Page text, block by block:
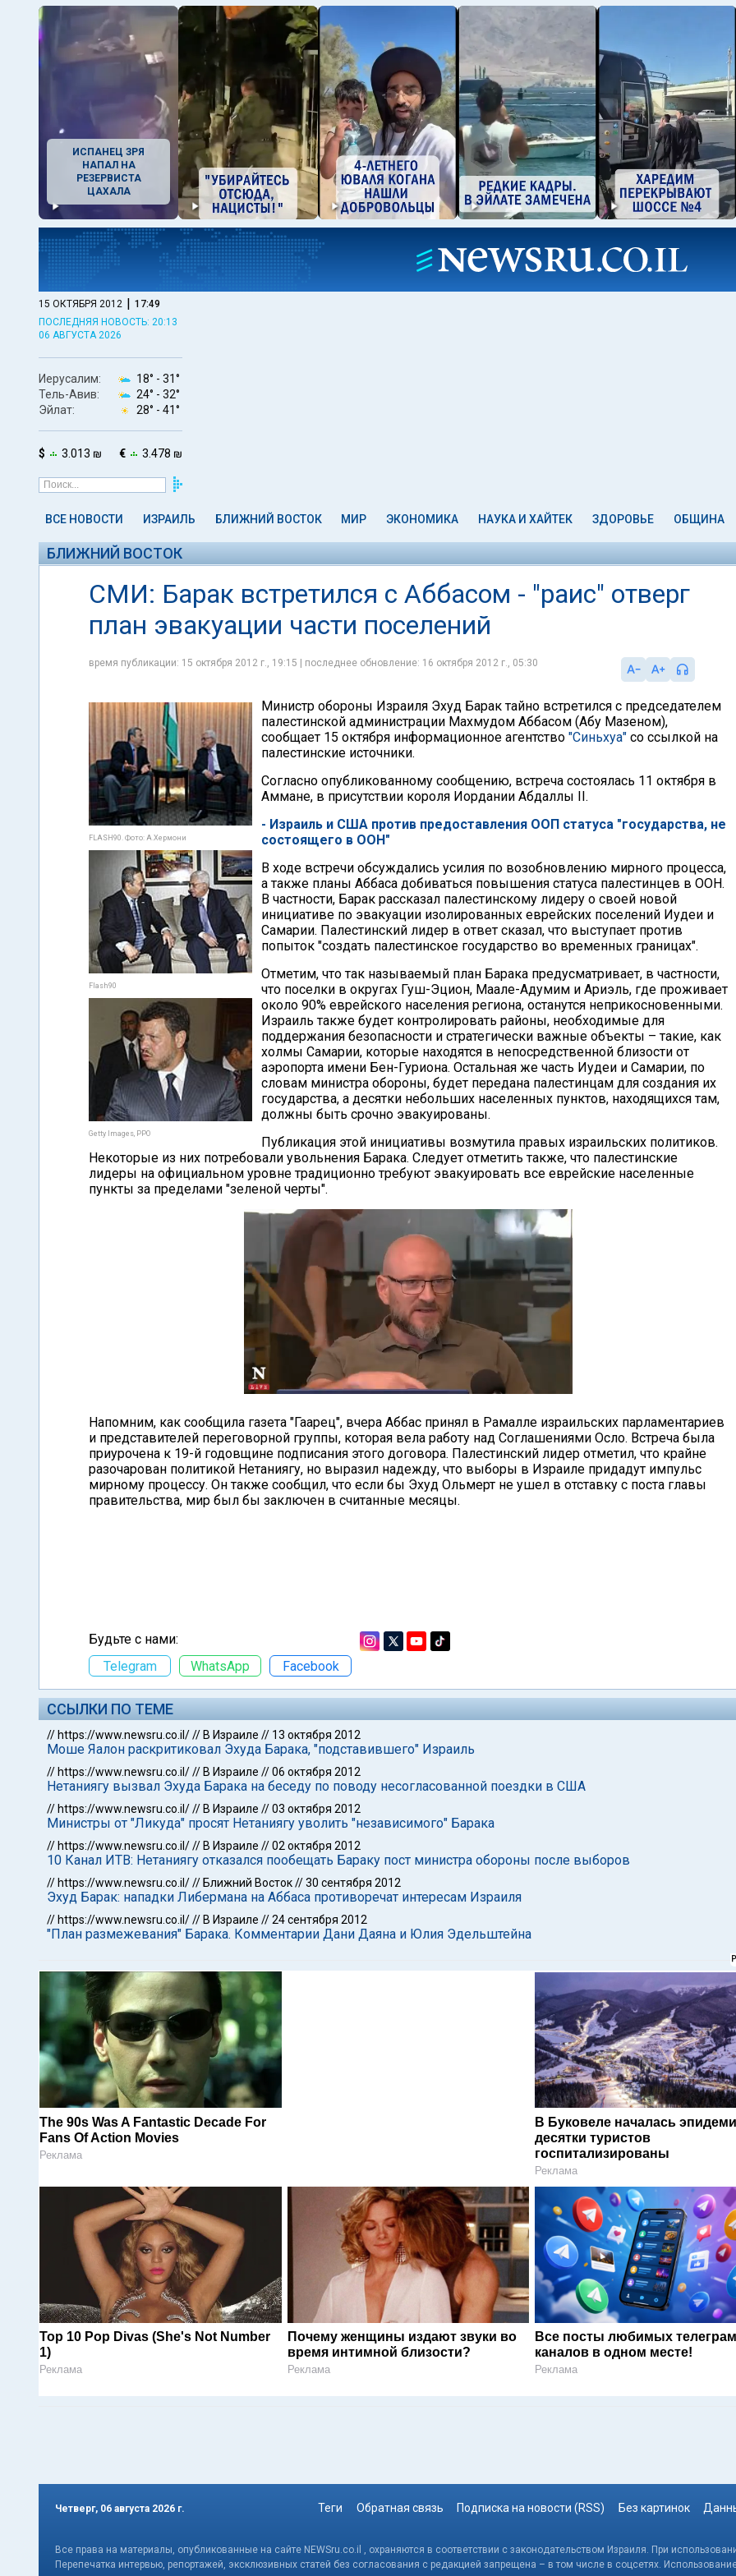
ИСПАНЕЦ ЗРЯ
НАПАЛ НА
РЕЗЕРВИСТА
ЦАХАЛА
15 ОКТЯБРЯ 2012 | 17:49
ПОСЛЕДНЯЯ НОВОСТЬ: 20:13
06 АВГУСТА 2026
Иерусалим: 18° - 31°
Тель-Авив:
24° - 32°
Эйлат:
28° - 41°
$ 3.013 ₪ € 3.478 ₪
ВСЕ НОВОСТИ ИЗРАИЛЬ БЛИЖНИЙ ВОСТОК МИР ЭКОНОМИКА НАУКА И ХАЙТЕК ЗДОРОВЬЕ ОБЩИНА
БЛИЖНИЙ ВОСТОК
СМИ: Барак встретился с Аббасом - "раис" отверг
план эвакуации части поселений
время публикации: 15 октября 2012 г., 19:15 | последнее обновление: 16 октября 2012 г., 05:30
FLASH90. Фото: А.Хермони
Flash90
Getty Images, PPO
Министр обороны Израиля Эхуд Барак тайно встретился с председателем
палестинской администрации Махмудом Аббасом (Абу Мазеном),
сообщает 15 октября информационное агентство "Синьхуа" со ссылкой на
палестинские источники.
Согласно опубликованному сообщению, встреча состоялась 11 октября в
Аммане, в присутствии короля Иордании Абдаллы II.
- Израиль и США против предоставления ООП статуса "государства, не
состоящего в ООН"
В ходе встречи обсуждались усилия по возобновлению мирного процесса,
а также планы Аббаса добиваться повышения статуса палестинцев в ООН.
В частности, Барак рассказал палестинскому лидеру о своей новой
инициативе по эвакуации изолированных еврейских поселений Иудеи и
Самарии. Палестинский лидер в ответ сказал, что выступает против
попыток "создать палестинское государство во временных границах".
Отметим, что так называемый план Барака предусматривает, в частности,
что поселки в округах Гуш-Эцион, Маале-Адумим и Ариэль, где проживает
около 90% еврейского населения региона, останутся неприкосновенными.
Израиль также будет контролировать районы, необходимые для
поддержания безопасности и стратегически важные объекты – такие, как
холмы Самарии, которые находятся в непосредственной близости от
аэропорта имени Бен-Гуриона. Остальная же часть Иудеи и Самарии, по
словам министра обороны, будет передана палестинцам для создания их
государства, а десятки небольших населенных пунктов, находящихся там,
должны быть срочно эвакуированы.
Публикация этой инициативы возмутила правых израильских политиков.
Некоторые из них потребовали увольнения Барака. Следует отметить также, что палестинские
лидеры на официальном уровне традиционно требуют эвакуировать все еврейские населенные
пункты за пределами "зеленой черты".
Напомним, как сообщила газета "Гаарец", вчера Аббас принял в Рамалле израильских парламентариев
и представителей переговорной группы, которая вела работу над Соглашениями Осло. Встреча была
приурочена к 19-й годовщине подписания этого договора. Палестинский лидер отметил, что крайне
разочарован политикой Нетаниягу, но выразил надежду, что выборы в Израиле придадут импульс
мирному процессу. Он также сообщил, что если бы Эхуд Ольмерт не ушел в отставку с поста главы
правительства, мир был бы заключен в считанные месяцы.
Будьте с нами:
Telegram
WhatsApp Facebook
ССЫЛКИ ПО ТЕМЕ
// https://www.newsru.co.il/// В Израиле // 13 октября 2012
Моше Яалон раскритиковал Эхуда Барака, "подставившего" Израиль
// https://www.newsru.co.il/// В Израиле //06 октября 2012
Нетаниягу вызвал Эхуда Барака на беседу по поводу несогласованной поездки в США
// https://www.newsru.co.il/// В Израиле //03 октября 2012
Министры от "Ликуда" просят Нетаниягу уволить "независимого" Барака
// https://www.newsru.co.il/// В Израиле //02 октября 2012
10 Канал ИТВ: Нетаниягу отказался пообещать Бараку пост министра обороны после выборов
// https://www.newsru.co.il/// Ближний Восток//30 сентября 2012
Эхуд Барак: нападки Либермана на Аббаса противоречат интересам Израиля
// https://www.newsru.co.il/// В Израиле //24 сентября 2012
"План размежевания" Барака. Комментарии Дани Даяна и Юлия Эдельштейна
The 90s Was A Fantastic Decade For
Fans Of Action Movies
Реклама
В Буковеле началась
десятки туристов
госпитализированы
Реклама
Top 10 Pop Divas (She's Not Number
1)
Реклама
Почему женщины издают звуки во
время интимной близости?
Реклама
Все посты любимых
каналов в одном месте!
Реклама
Четверг, 06 августа 2026 г. Теги Обратная связь Подписка на новости (RSS) Без картинок
Все права на материалы, опубликованные на сайте NEWSru.co.il , охраняются в соответствии с законодательством Израиля. При
Перепечатка интервью, репортажей, эксклюзивных статей без согласования с редакцией запрещена – в том числе в соцсетях.